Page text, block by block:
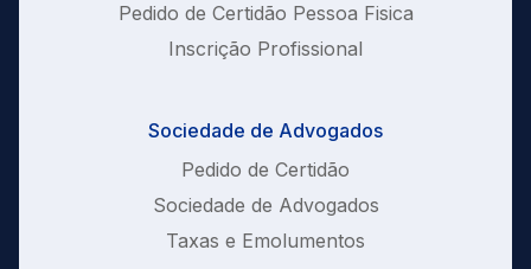
Pedido de Certidão Pessoa Fisica
Inscrição Profissional
Sociedade de Advogados
Pedido de Certidão
Sociedade de Advogados
Taxas e Emolumentos